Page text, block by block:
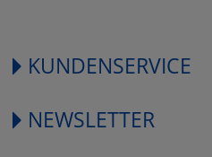
KUNDENSERVICE
NEWSLETTER